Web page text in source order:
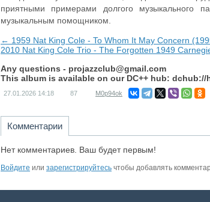
приятными примерами долгого музыкального
музыкальным помощником.
← 1959 Nat King Cole - To Whom It May Concern
2010 Nat King Cole Trio - The Forgotten 1949
Any questions - projazzclub@gmail.com
This album is available on our DC++ hub: dchub://
27.01.2026 14:18 87 M0p94ok
Комментарии
Нет комментариев. Ваш будет первым!
Войдите или зарегистрируйтесь чтобы добавлять